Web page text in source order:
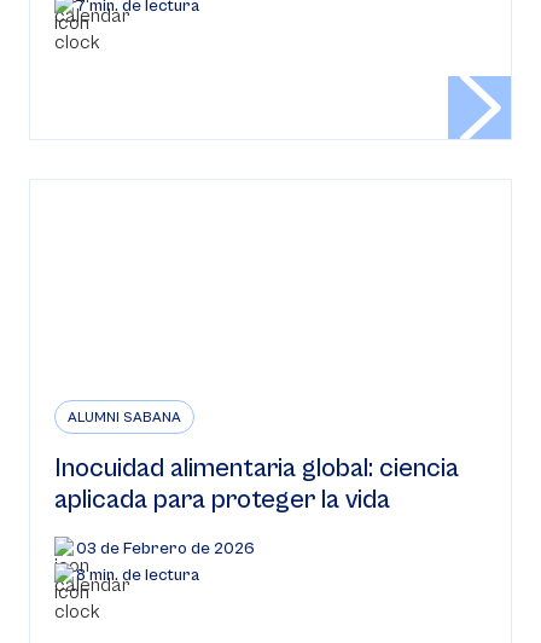
7 min. de lectura
ALUMNI SABANA
Inocuidad alimentaria global: ciencia
aplicada para proteger la vida
03 de Febrero de 2026
8 min. de lectura